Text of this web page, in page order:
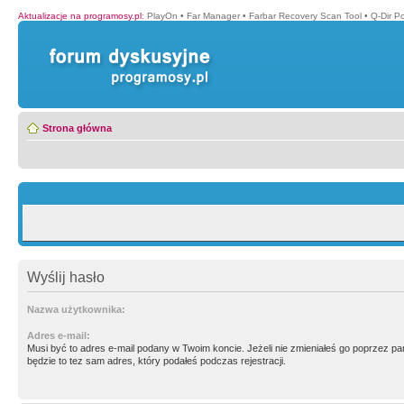
Aktualizacje na programosy.pl: PlayOn • Far Manager • Farbar Recovery Scan Tool • Q-Dir
Strona główna
Wyślij hasło
Nazwa użytkownika:
Adres e-mail:
Musi być to adres e-mail podany w Twoim koncie. Jeżeli nie zmieniałeś go poprzez
będzie to tez sam adres, który podałeś podczas rejestracji.